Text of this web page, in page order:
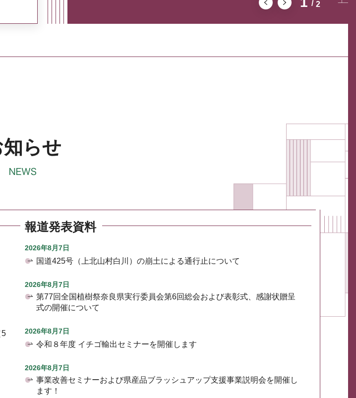
2
知らせ
5
報道発表資料
2026年8月7日
国道425号（上北山村白川）の崩土による通行止について
2026年8月7日
第77回全国植樹祭奈良県実行委員会第6回総会および表彰式、感謝状贈呈
式の開催について
2026年8月7日
令和８年度 イチゴ輸出セミナーを開催します
2026年8月7日
事業改善セミナーおよび県産品ブラッシュアップ支援事業説明会を開催し
ます！